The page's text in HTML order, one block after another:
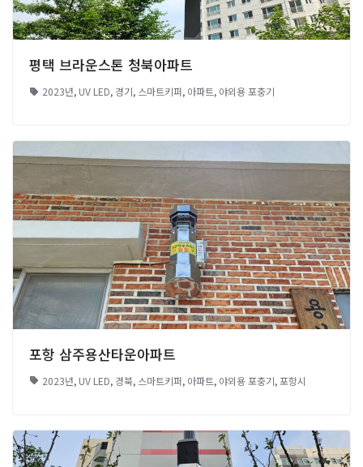
평택 브라운스톤 청북아파트
2023년, UV LED, 경기, 스마트키퍼, 아파트, 야외용 포충기
포항 삼주용산타운아파트
2023년, UV LED, 경북, 스마트키퍼, 아파트, 야외용 포충기,포항시